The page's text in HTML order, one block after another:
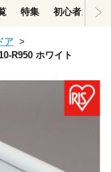
特集 初心者ガイド
ア
R950 ホワイト